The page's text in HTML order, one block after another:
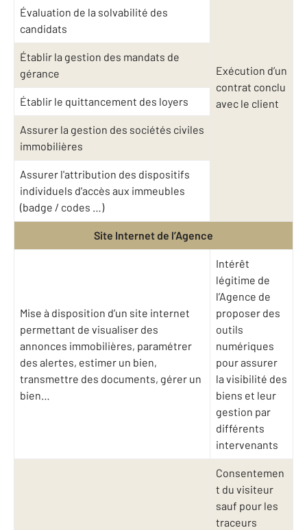
Exécution d’un
contrat conclu
avec le client
Évaluation de la solvabilité des
candidats
Établir la gestion des mandats de
gérance
Établir le quittancement des loyers
Assurer la gestion des sociétés civiles
immobilières
Assurer l'attribution des dispositifs
individuels d'accès aux immeubles
(badge / codes …)
Site Internet de l’Agence
Mise à disposition d’un site internet
permettant de visualiser des
annonces immobilières, paramétrer
des alertes, estimer un bien,
transmettre des documents, gérer un
bien…
Intérêt
légitime de
l’Agence de
proposer des
outils
numériques
pour assurer
la visibilité des
biens et leur
gestion par
différents
intervenants
Consentemen
t du visiteur
sauf pour les
traceurs